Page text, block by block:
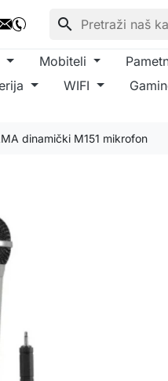
search
Mobiteli
WIFI
dinamički M151 mikrofon